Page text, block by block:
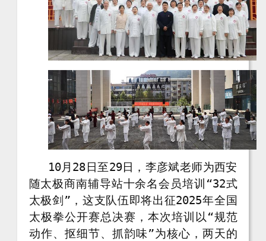
10月28日至29日，李彦斌老师为西安
随太极商南辅导站十余名会员培训“32式
太极剑”，这支队伍即将出征2025年全国
太极拳公开赛总决赛，本次培训以“规范
动作、抠细节、抓韵味”为核心，两天的